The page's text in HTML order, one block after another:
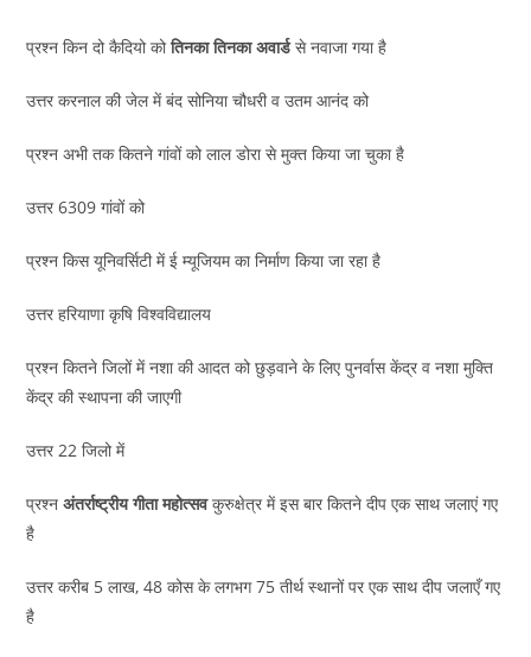
प्रश्न किन दो कैदियो कोतिनका तिनका अवार्डसे नवाजा गया है
उत्तर करनाल की जेल में बंद सोनिया चौधरी व उतम आनंद को
प्रश्न अभी तक कितने गांवों को लाल डोरा से मुक्त किया जा चुका है
उत्तर 6309 गांवों को
प्रश्न किस यूनिवर्सिटी में ई म्यूजियम का निर्माण किया जा रहा है
उत्तर हरियाणा कृषि विश्वविद्यालय
प्रश्न कितने जिलों में नशा की आदत को छुड़वाने के लिए पुनर्वास केंद्र व नशा मुक्ति
केंद्र की स्थापना की जाएगी
उत्तर 22 जिलो में
प्रश्नअंतर्राष्ट्रीय गीता महोत्सवकुरुक्षेत्र में इस बार कितने दीप एक साथ जलाएं गए
है
उत्तर करीब 5 लाख, 48 कोस के लगभग 75 तीर्थ स्थानों पर एक साथ दीप जलाएँ गए
है